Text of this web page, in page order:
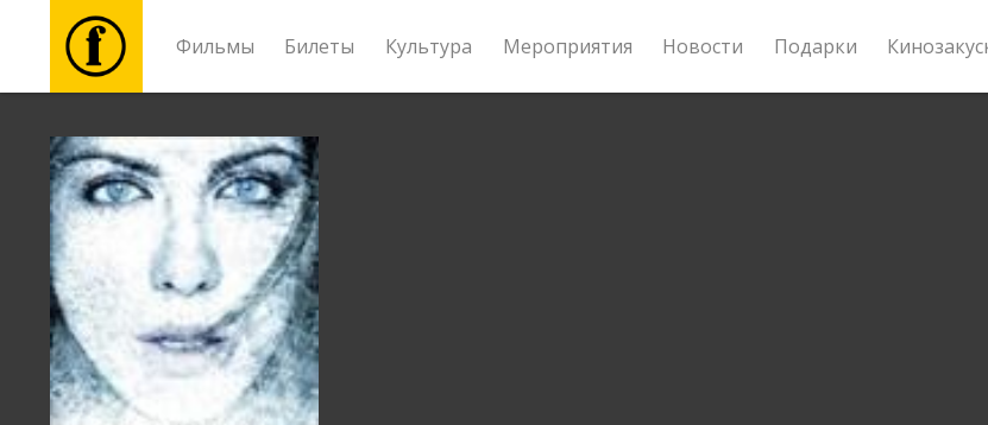
Фильмы Билеты Культура Мероприятия Новости Подарки
Билеты
Культура
Мероприятия
Новости